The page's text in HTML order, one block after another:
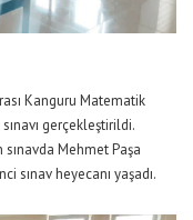
Kanguru Matematik
gerçekleştirildi.
Mehmet Paşa
sınav heyecanı yaşadı.